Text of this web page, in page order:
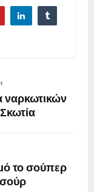
ναρκωτικών
το σούπερ